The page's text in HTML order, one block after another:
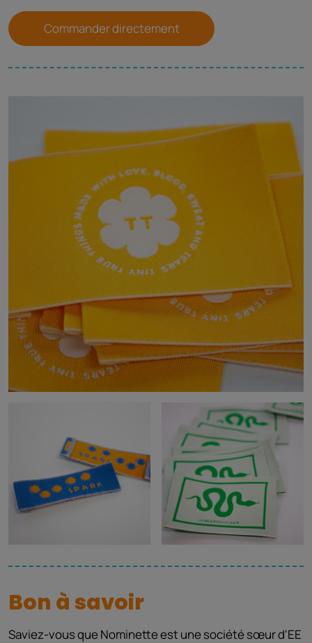
Commander directement
Bon à savoir
Saviez-vous que Nominette est une société sœur d'EE